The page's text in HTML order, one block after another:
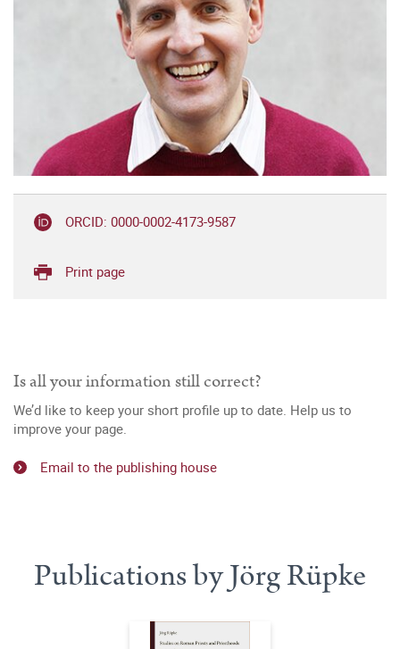
ORCID: 0000-0002-4173-9587
Print page
Is all your information still correct?
We’d like to keep your short profile up to date. Help us to
improve your page.
Email to the publishing house
Publications by Jörg Rüpke